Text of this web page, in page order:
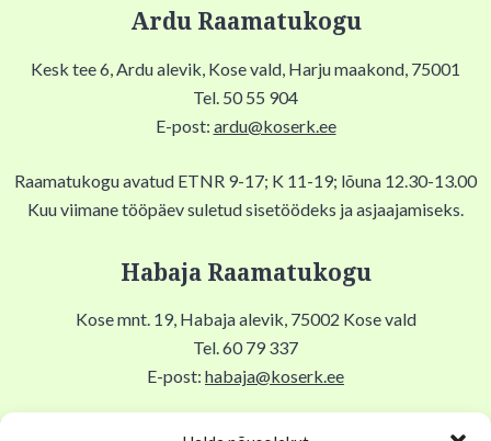
Ardu Raamatukogu
Kesk tee 6, Ardu alevik, Kose vald, Harju maakond, 75001
Tel. 50 55 904
E-post: ardu@koserk.ee
Raamatukogu avatud ETNR 9-17; K 11-19; lõuna 12.30-13.00
Kuu viimane tööpäev suletud sisetöödeks ja asjaajamiseks.
Habaja Raamatukogu
Kose mnt. 19, Habaja alevik, 75002 Kose vald
Tel. 60 79 337
E-post: habaja@koserk.ee
Raamatukogu avatud N,R 9-17, T 11-19, Lõuna 12-12.30,